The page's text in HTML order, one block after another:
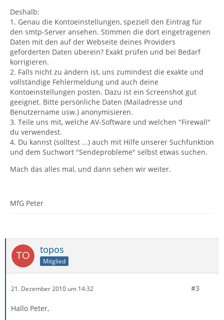
Deshalb:
1. Genau die Kontoeinstellungen, speziell den Eintrag für
den smtp-Server ansehen. Stimmen die dort eingetragenen
Daten mit den auf der Webseite deines Providers
geforderten Daten überein? Exakt prüfen und bei Bedarf
korrigieren.
2. Falls nicht zu ändern ist, uns zumindest die exakte und
vollständige Fehlermeldung und auch deine
Kontoeinstellungen posten. Dazu ist ein Screenshot gut
geeignet. Bitte persönliche Daten (Mailadresse und
Benutzername usw.) anonymisieren.
3. Teile uns mit, welche AV-Software und welchen "Firewall"
du verwendest.
4. Du kannst (solltest ...) auch mit Hilfe unserer Suchfunktion
und dem Suchwort "Sendeprobleme" selbst etwas suchen.
Mach das alles mal, und dann sehen wir weiter.
MfG Peter
topos
Mitglied
21. Dezember 2010 um 14:32 #3
Hallo Peter,